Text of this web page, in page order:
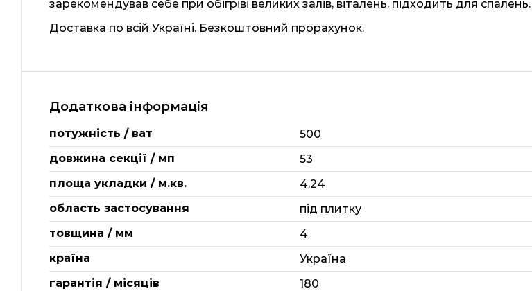
зарекомендував себе при обігріві великих залів, віталень, підходить для спалень.
Доставка по всій Україні. Безкоштовний прорахунок.
Додаткова інформація
потужність / ват
500
довжина секції / мп
53
площа укладки / м.кв.
4.24
область застосування
під плитку
товщина / мм
4
країна
Україна
гарантія / місяців
180